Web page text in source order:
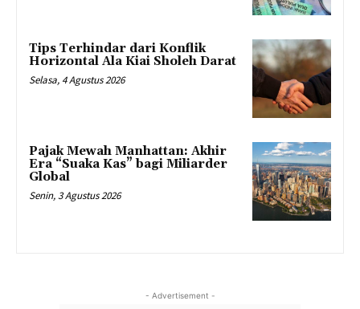
Tips Terhindar dari Konflik
Horizontal Ala Kiai Sholeh Darat
Selasa, 4 Agustus 2026
Pajak Mewah Manhattan: Akhir
Era “Suaka Kas” bagi Miliarder
Global
Senin, 3 Agustus 2026
- Advertisement -